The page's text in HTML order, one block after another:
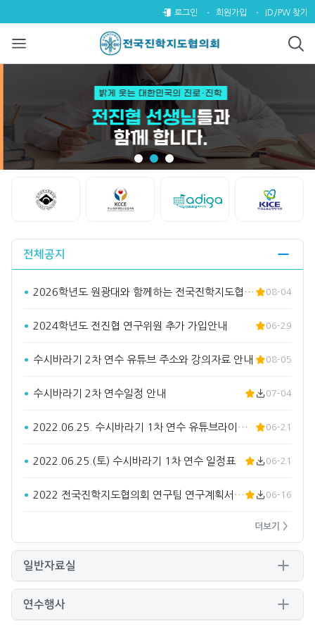
전국진학지도협의회
로그인 회원가입 ID/PW 찾기
전체공지
2026학년도 원광대와 함께하는 전국진학지도협의회 수시바라기2… 08-04
2024학년도 전진협 연구위원 추가 가입안내 06-29
수시바라기 2차 연수 유튜브 주소와 강의자료 안내 08-05
수시바라기 2차 연수일정 안내 07-04
2022.06.25. 수시바라기 1차 연수 유튜브라이브 주소입… 06-21
2022.06.25.(토) 수시바라기 1차 연수 일정표 06-21
2022 전국진학지도협의회 연구팀 연구계획서(요약) 06-16
더보기 >
일반자료실
연수행사